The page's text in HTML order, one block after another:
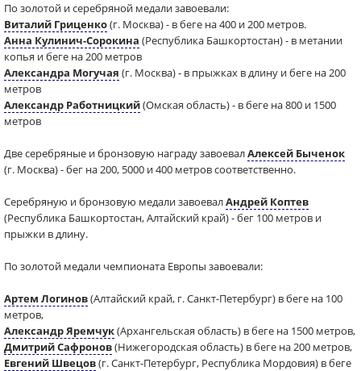
По золотой и серебряной медали завоевали:
Виталий Гриценко(г. Москва) - в беге на 400 и 200 метров.
Анна Кулинич-Сорокина (Республика Башкортостан) - в метании
копья и беге на 200 метров
Александра Могучая (г. Москва) - в прыжках в длину и беге на 200
метров
Александр Работницкий(Омская область) - в беге на 800 и 1500
метров
Две серебряные и бронзовую награду завоевалАлексей Быченок
(г. Москва) - бег на 200, 5000 и 400 метров соответственно.
Серебряную и бронзовую медали завоевалАндрей Коптев
(Республика Башкортостан, Алтайский край) - бег 100 метров и
прыжки в длину.
По золотой медали чемпионата Европы завоевали:
Артем Логинов(Алтайский край, г. Санкт-Петербург) в беге на 100
метров,
Александр Яремчук(Архангельская область) в беге на 1500 метров,
Дмитрий Сафронов(Нижегородская область) в беге на 200 метров,
Евгений Швецов(г. Санкт-Петербург, Республика Мордовия) в беге